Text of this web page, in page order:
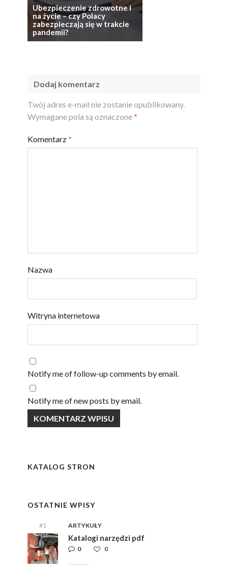
Ubezpieczenie zdrowotne i
na życie – czy Polacy
zabezpieczają się w trakcie
pandemii?
Dodaj komentarz
Twój adres e-mail nie zostanie opublikowany.
Wymagane pola są oznaczone *
Komentarz *
Nazwa
Witryna internetowa
Notify me of follow-up comments by email.
Notify me of new posts by email.
KATALOG STRON
OSTATNIE WPISY
#1 ARTYKUŁY
Katalogi narzędzi pdf
0
0